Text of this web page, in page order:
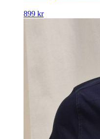
899 kr